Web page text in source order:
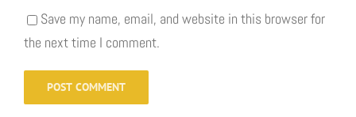
Save my name, email, and website in this browser for
the next time I comment.